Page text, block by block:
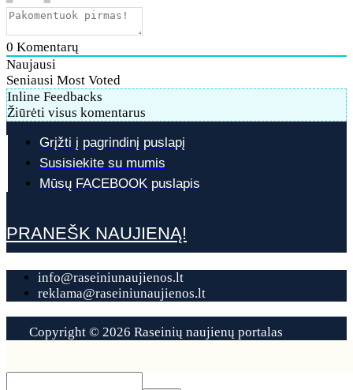
0 Komentarų
Naujausi
Seniausi Most Voted
Inline Feedbacks
Žiūrėti visus komentarus
Grįžti į pagrindinį puslapį
Susisiekite su mumis
Mūsų FACEBOOK puslapis
PRANEŠK NAUJIENĄ!
info@raseiniunaujienos.lt
reklama@raseiniunaujienos.lt
Copyright © 2026 Raseinių naujienų portalas
Contact